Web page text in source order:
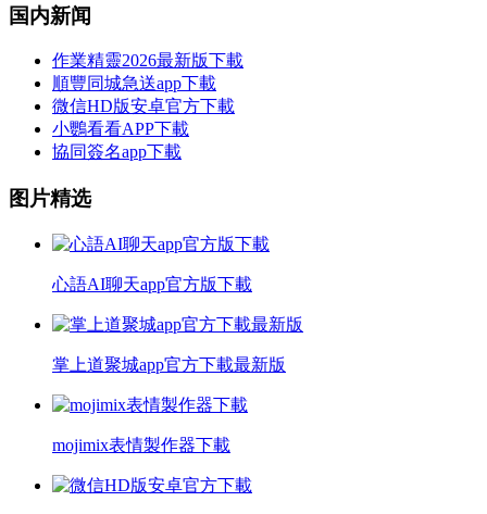
国内新闻
作業精靈2026最新版下載
順豐同城急送app下載
微信HD版安卓官方下載
小鸚看看APP下載
協同簽名app下載
图片精选
心語AI聊天app官方版下載
掌上道聚城app官方下載最新版
mojimix表情製作器下載